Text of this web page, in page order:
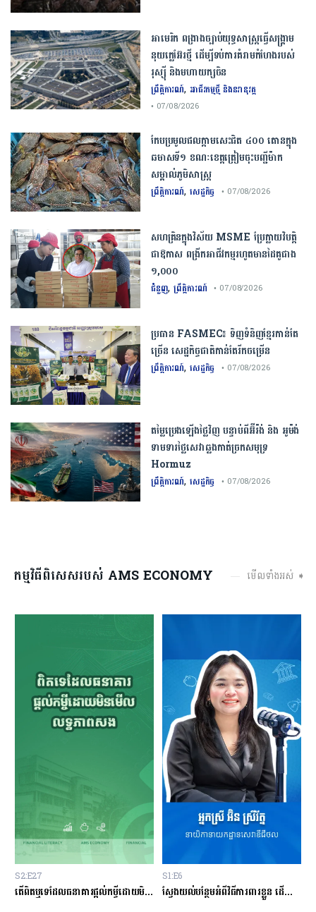
​អាមេរិក​ ពង្រាងច្បាប់​យុទ្ធសាស្ត្រ​ធ្វើ​សង្គ្រាម​
នុយក្លេអ៊ែរ​ថ្មី ដើម្បីទប់ការគំរាមកំហែងរបស់​
រុស្ស៊ី និងមហាយក្សចិន
ព្រឹត្តិការណ៍, អាជីវកម្មថ្មី និងនវានុវត្ត
• 07/08/2026
កែប​ប្រមូល​ផល​ក្តាម​សេះ​ជិត​ ​៤០០ ​តោន​ក្នុង​
ឆមាស​ទី​១​ ​ខណៈ​ខេត្ត​ត្រៀម​ចុះបញ្ជី​ម៉ាក​
សម្គាល់​ភូមិសាស្ត្រ​
ព្រឹត្តិការណ៍, សេដ្ឋកិច្ច • 07/08/2026
សហគ្រិនក្នុងវិស័យ MSME ប្រែក្លាយវិបត្តិ
ជាឱកាស ពង្រីកអាជីវកម្មរហូតមានដៃគូជាង
១,០០០
ជំនួញ,ព្រឹត្តិការណ៍ • 07/08/2026
ប្រធាន​​ ​FASMEC​៖​ ​ទិញ​ទំនិញ​ខ្មែរ​កាន់តែ​
ច្រើន​ ​សេដ្ឋកិច្ច​ជាតិ​កាន់តែ​រីកចម្រើន​
ព្រឹត្តិការណ៍, សេដ្ឋកិច្ច • 07/08/2026
តម្លៃប្រេងឡើងថ្លៃវិញ បន្ទាប់ពីអ៊ីរ៉ង់ និង អូម៉ង់
ទាមទារថ្លៃសេវាឆ្លងកាត់ច្រកសមុទ្រ
Hormuz
ព្រឹត្តិការណ៍, សេដ្ឋកិច្ច • 07/08/2026
កម្មវិធីពិសេសរបស់ AMS ECONOMY មើលទាំងអស់ ➧
S2:E27
តើពិតឬទេដែលធនាគារផ្ដល់កម្ចីដោយមិនសិក្សាលើលទ្ធភាពសងត្រឡប់?
S1:E6
ស្វែងយល់បន្ថែមអំពីវិធីការពារខ្លួន ដើម្បីជៀសវាងពីការឆបោកតាមបច្ចេកវិទ្យាហិរញ្ញវត្ថុ!